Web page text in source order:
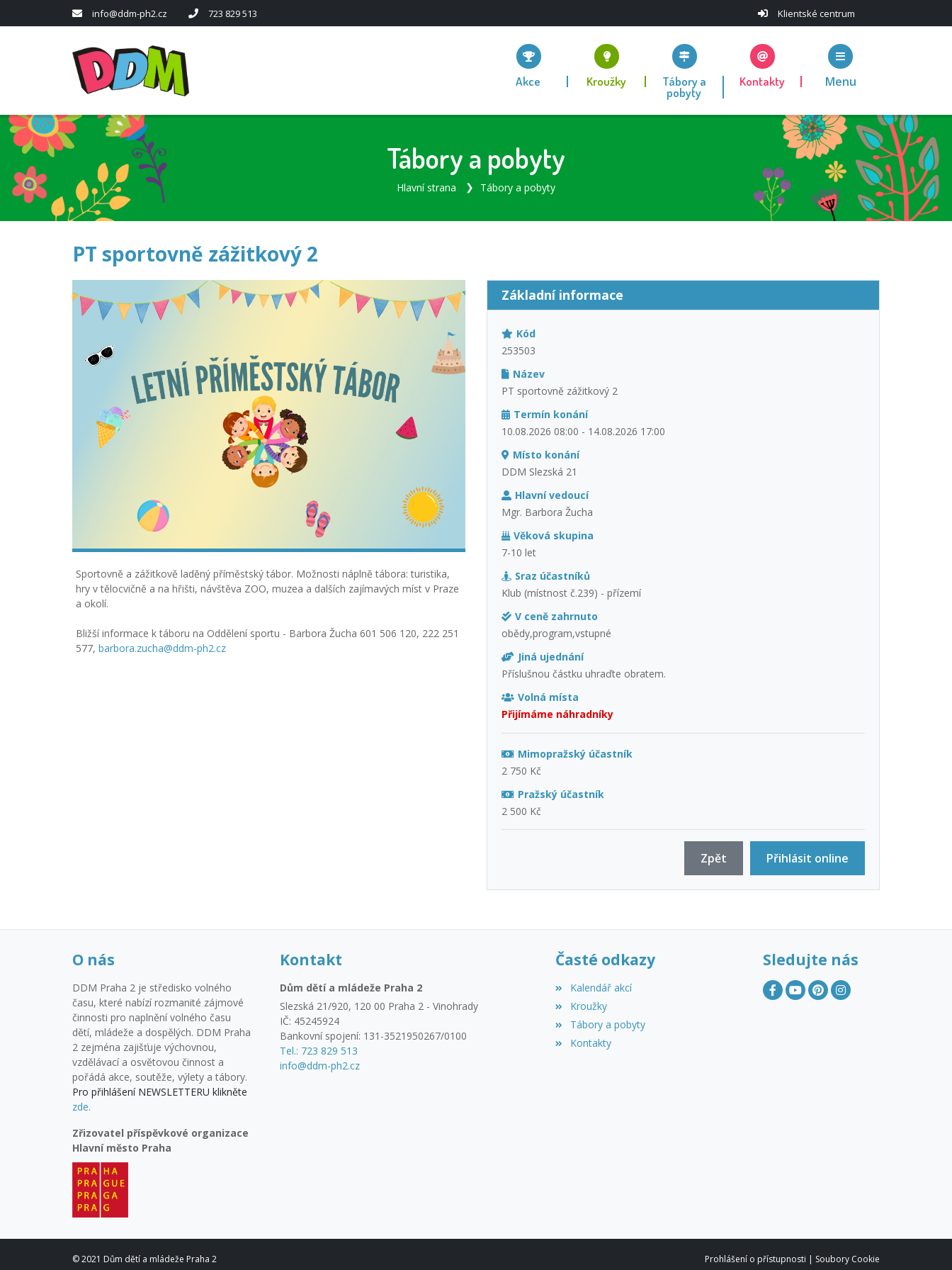
info@ddm-ph2.cz 723 829 513 Klientské centrum
Akce Kroužky Tábory a
pobyty
Kontakty Menu
Tábory a pobyty
Hlavní strana Tábory a pobyty
PT sportovně zážitkový 2
Sportovně a zážitkově laděný příměstský tábor. Možnosti náplně tábora: turistika,
hry v tělocvičně a na hřišti, návštěva ZOO, muzea a dalších zajímavých míst v Praze
a okolí.
Bližší informace k táboru na Oddělení sportu - Barbora Žucha 601 506 120, 222 251
577, barbora.zucha@ddm-ph2.cz
Základní informace
Kód
253503
Název
PT sportovně zážitkový 2
Termín konání
10.08.2026 08:00 - 14.08.2026 17:00
Místo konání
DDM Slezská 21
Hlavní vedoucí
Mgr. Barbora Žucha
Věková skupina
7-10 let
Sraz účastníků
Klub (místnost č.239) - přízemí
V ceně zahrnuto
obědy,program,vstupné
Jiná ujednání
Příslušnou částku uhraďte obratem.
Volná místa
Přijímáme náhradníky
Mimopražský účastník
2 750 Kč
Pražský účastník
2 500 Kč
Přihlásit online
Zpět
O nás
DDM Praha 2 je středisko volného
času, které nabízí rozmanité zájmové
činnosti pro naplnění volného času
dětí, mládeže a dospělých. DDM Praha
2 zejména zajišťuje výchovnou,
vzdělávací a osvětovou činnost a
pořádá akce, soutěže, výlety a tábory.
Pro přihlášení NEWSLETTERU klikněte
zde.
Zřizovatel příspěvkové organizace
Hlavní město Praha
Kontakt
Dům dětí a mládeže Praha 2
Slezská 21/920, 120 00 Praha 2 - Vinohrady
IČ: 45245924
Bankovní spojení: 131-3521950267/0100
Tel.: 723 829 513
info@ddm-ph2.cz
Časté odkazy
Kalendář akcí
Kroužky
Tábory a pobyty
Kontakty
Sledujte nás
© 2021 Dům dětí a mládeže Praha 2 Prohlášení o přístupnosti | Soubory Cookie